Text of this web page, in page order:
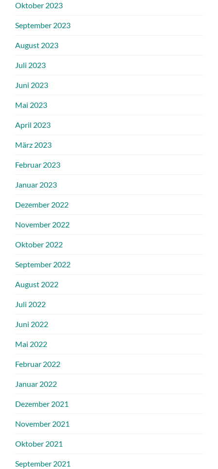
Oktober 2023
September 2023
August 2023
Juli 2023
Juni 2023
Mai 2023
April 2023
März 2023
Februar 2023
Januar 2023
Dezember 2022
November 2022
Oktober 2022
September 2022
August 2022
Juli 2022
Juni 2022
Mai 2022
Februar 2022
Januar 2022
Dezember 2021
November 2021
Oktober 2021
September 2021